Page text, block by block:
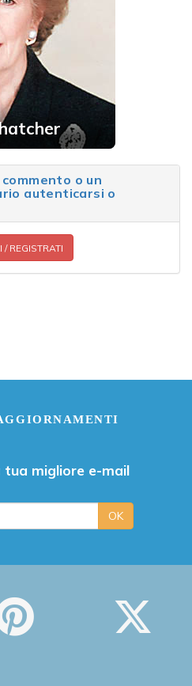
o un
autenticarsi o
/ REGISTRATI
tua migliore e-mail
OK